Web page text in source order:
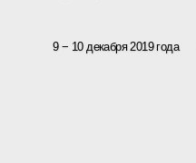
9 − 10 декабря 2019 года